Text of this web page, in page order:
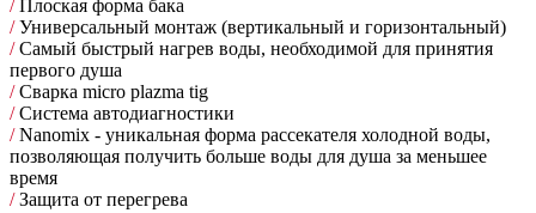
/Плоская форма бака
/Универсальный монтаж (вертикальный и горизонтальный)
/Самый быстрый нагрев воды, необходимой для принятия
первого душа
/Сварка micro plazma tig
/Cистема автодиагностики
/Nanomix - уникальная форма рассекателя холодной воды,
позволяющая получить больше воды для душа за меньшее
время
/Защита от перегрева